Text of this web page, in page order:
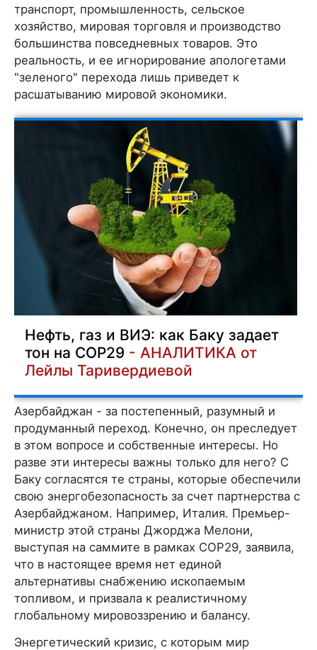
транспорт, промышленность, сельское
хозяйство, мировая торговля и производство
большинства повседневных товаров. Это
реальность, и ее игнорирование апологетами
"зеленого" перехода лишь приведет к
расшатыванию мировой экономики.
Нефть, газ и ВИЭ: как Баку задает
тон на COP29 - АНАЛИТИКА от
Лейлы Таривердиевой
Азербайджан - за постепенный, разумный и
продуманный переход. Конечно, он преследует
в этом вопросе и собственные интересы. Но
разве эти интересы важны только для него? С
Баку согласятся те страны, которые обеспечили
свою энергобезопасность за счет партнерства с
Азербайджаном. Например, Италия. Премьер-
министр этой страны Джорджа Мелони,
выступая на саммите в рамках СОР29, заявила,
что в настоящее время нет единой
альтернативы снабжению ископаемым
топливом, и призвала к реалистичному
глобальному мировоззрению и балансу.
Энергетический кризис, с которым мир